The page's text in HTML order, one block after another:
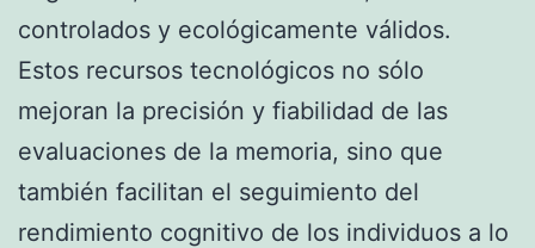
controlados y ecológicamente válidos.
Estos recursos tecnológicos no sólo
mejoran la precisión y fiabilidad de las
evaluaciones de la memoria, sino que
también facilitan el seguimiento del
rendimiento cognitivo de los individuos a lo